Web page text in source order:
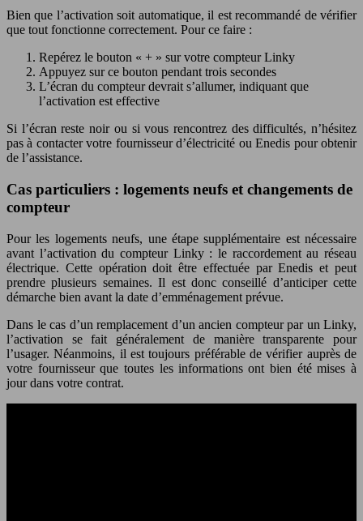
Bien que l’activation soit automatique, il est recommandé de vérifier
que tout fonctionne correctement. Pour ce faire :
Repérez le bouton « + » sur votre compteur Linky
Appuyez sur ce bouton pendant trois secondes
L’écran du compteur devrait s’allumer, indiquant que
l’activation est effective
Si l’écran reste noir ou si vous rencontrez des difficultés, n’hésitez
pas à contacter votre fournisseur d’électricité ou Enedis pour obtenir
de l’assistance.
Cas particuliers : logements neufs et changements de
compteur
Pour les logements neufs, une étape supplémentaire est nécessaire
avant l’activation du compteur Linky : le raccordement au réseau
électrique. Cette opération doit être effectuée par Enedis et peut
prendre plusieurs semaines. Il est donc conseillé d’anticiper cette
démarche bien avant la date d’emménagement prévue.
Dans le cas d’un remplacement d’un ancien compteur par un Linky,
l’activation se fait généralement de manière transparente pour
l’usager. Néanmoins, il est toujours préférable de vérifier auprès de
votre fournisseur que toutes les informations ont bien été mises à
jour dans votre contrat.